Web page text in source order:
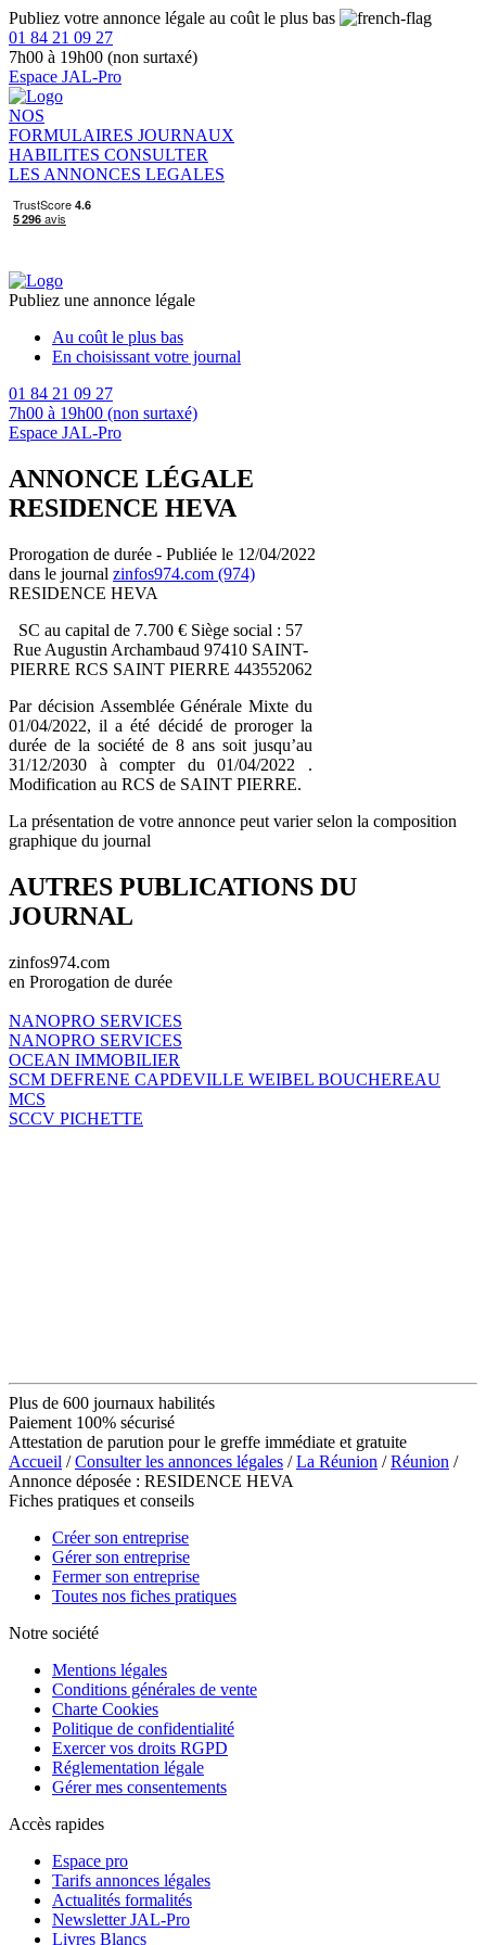
Publiez votre annonce légale au coût le plus bas
01 84 21 09 27
7h00 à 19h00 (non surtaxé)
Espace JAL-Pro
NOS
FORMULAIRES JOURNAUX
HABILITES CONSULTER
LES ANNONCES LEGALES
Publiez une annonce légale
Au coût le plus bas
En choisissant votre journal
01 84 21 09 27
7h00 à 19h00 (non surtaxé)
Espace JAL-Pro
ANNONCE LÉGALE
RESIDENCE HEVA
Prorogation de durée - Publiée le 12/04/2022
dans le journal zinfos974.com (974)
RESIDENCE HEVA
SC au capital de 7.700 € Siège social : 57
Rue Augustin Archambaud 97410 SAINT-
PIERRE RCS SAINT PIERRE 443552062
Par décision Assemblée Générale Mixte du
01/04/2022, il a été décidé de proroger la
durée de la société de 8 ans soit jusqu’au
31/12/2030 à compter du 01/04/2022 .
Modification au RCS de SAINT PIERRE.
La présentation de votre annonce peut varier selon la composition
graphique du journal
AUTRES PUBLICATIONS DU
JOURNAL
zinfos974.com
en Prorogation de durée
NANOPRO SERVICES
NANOPRO SERVICES
OCEAN IMMOBILIER
SCM DEFRENE CAPDEVILLE WEIBEL BOUCHEREAU
MCS
SCCV PICHETTE
Plus de 600 journaux habilités
Paiement 100% sécurisé
Attestation de parution pour le greffe immédiate et gratuite
Accueil /Consulter les annonces légales /La Réunion /Réunion /
Annonce déposée : RESIDENCE HEVA
Fiches pratiques et conseils
Créer son entreprise
Gérer son entreprise
Fermer son entreprise
Toutes nos fiches pratiques
Notre société
Mentions légales
Conditions générales de vente
Charte Cookies
Politique de confidentialité
Exercer vos droits RGPD
Réglementation légale
Gérer mes consentements
Accès rapides
Espace pro
Tarifs annonces légales
Actualités formalités
Newsletter JAL-Pro
Livres Blancs